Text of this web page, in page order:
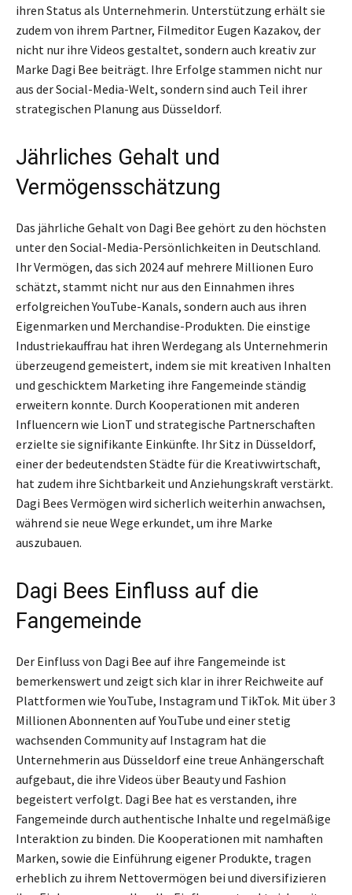
ihren Status als Unternehmerin. Unterstützung erhält sie
zudem von ihrem Partner, Filmeditor Eugen Kazakov, der
nicht nur ihre Videos gestaltet, sondern auch kreativ zur
Marke Dagi Bee beiträgt. Ihre Erfolge stammen nicht nur
aus der Social-Media-Welt, sondern sind auch Teil ihrer
strategischen Planung aus Düsseldorf.
Jährliches Gehalt und
Vermögensschätzung
Das jährliche Gehalt von Dagi Bee gehört zu den höchsten
unter den Social-Media-Persönlichkeiten in Deutschland.
Ihr Vermögen, das sich 2024 auf mehrere Millionen Euro
schätzt, stammt nicht nur aus den Einnahmen ihres
erfolgreichen YouTube-Kanals, sondern auch aus ihren
Eigenmarken und Merchandise-Produkten. Die einstige
Industriekauffrau hat ihren Werdegang als Unternehmerin
überzeugend gemeistert, indem sie mit kreativen Inhalten
und geschicktem Marketing ihre Fangemeinde ständig
erweitern konnte. Durch Kooperationen mit anderen
Influencern wie LionT und strategische Partnerschaften
erzielte sie signifikante Einkünfte. Ihr Sitz in Düsseldorf,
einer der bedeutendsten Städte für die Kreativwirtschaft,
hat zudem ihre Sichtbarkeit und Anziehungskraft verstärkt.
Dagi Bees Vermögen wird sicherlich weiterhin anwachsen,
während sie neue Wege erkundet, um ihre Marke
auszubauen.
Dagi Bees Einfluss auf die
Fangemeinde
Der Einfluss von Dagi Bee auf ihre Fangemeinde ist
bemerkenswert und zeigt sich klar in ihrer Reichweite auf
Plattformen wie YouTube, Instagram und TikTok. Mit über 3
Millionen Abonnenten auf YouTube und einer stetig
wachsenden Community auf Instagram hat die
Unternehmerin aus Düsseldorf eine treue Anhängerschaft
aufgebaut, die ihre Videos über Beauty und Fashion
begeistert verfolgt. Dagi Bee hat es verstanden, ihre
Fangemeinde durch authentische Inhalte und regelmäßige
Interaktion zu binden. Die Kooperationen mit namhaften
Marken, sowie die Einführung eigener Produkte, tragen
erheblich zu ihrem Nettovermögen bei und diversifizieren